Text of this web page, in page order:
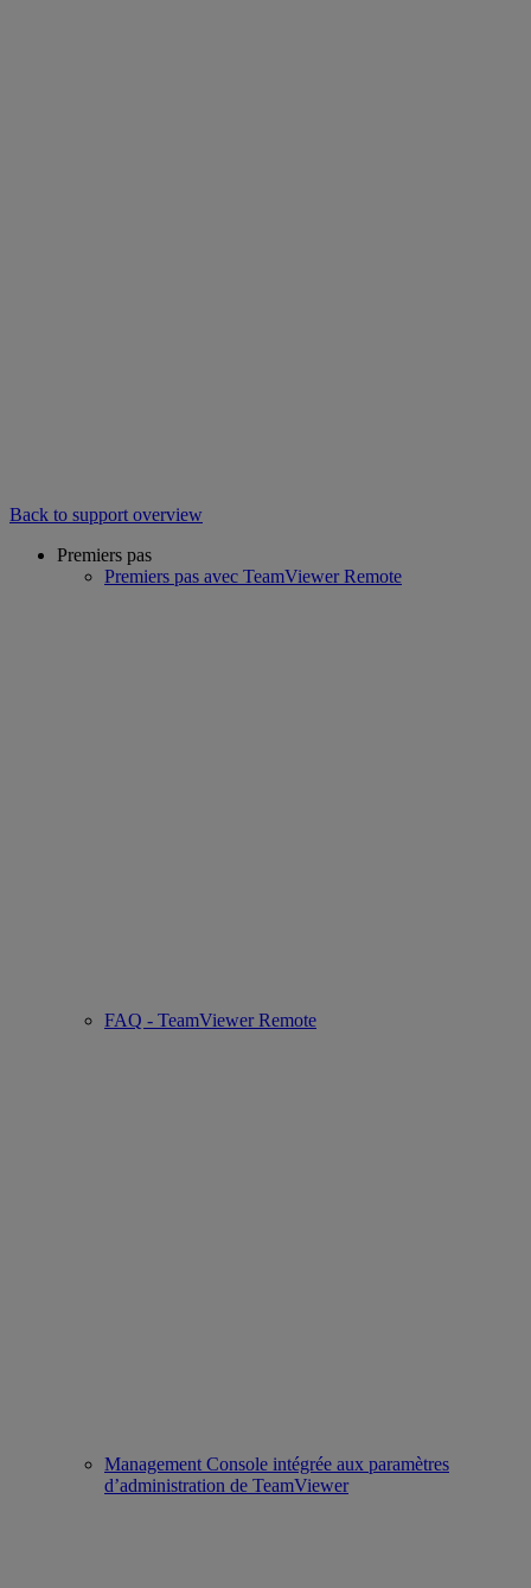
Back to support overview
Premiers pas
Premiers pas avec TeamViewer Remote
FAQ - TeamViewer Remote
Management Console intégrée aux paramètres
d’administration de TeamViewer